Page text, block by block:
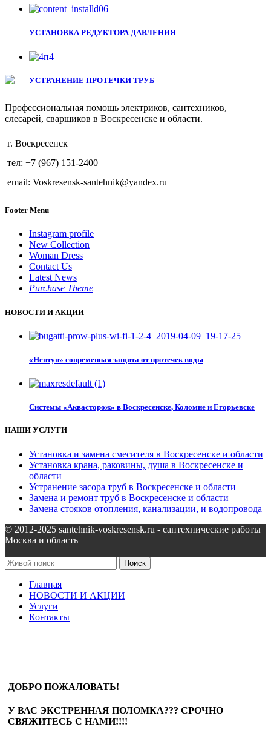
УСТАНОВКА РЕДУКТОРА ДАВЛЕНИЯ
УСТРАНЕНИЕ ПРОТЕЧКИ ТРУБ
Профессиональная помощь электриков, сантехников,
слесарей, сварщиков в Воскресенске и области.
г. Воскресенск
тел: +7 (967) 151-2400
email: Voskresensk-santehnik@yandex.ru
Footer Menu
Instagram profile
New Collection
Woman Dress
Contact Us
Latest News
Purchase Theme
НОВОСТИ И АКЦИИ
«Нептун» современная защита от протечек воды
Системы «Аквасторож» в Воскресенске, Коломне и Егорьевске
НАШИ УСЛУГИ
Установка и замена смесителя в Воскресенске и области
Установка крана, раковины, душа в Воскресенске и
области
Устранение засора труб в Воскресенске и области
Замена и ремонт труб в Воскресенске и области
Замена стояков отопления, канализации, и водопровода
© 2012-2025 santehnik-voskresensk.ru - сантехнические работы
Москва и область
Поиск
Главная
НОВОСТИ И АКЦИИ
Услуги
Контакты
ДОБРО ПОЖАЛОВАТЬ!
У ВАС ЭКСТРЕННАЯ ПОЛОМКА??? СРОЧНО
СВЯЖИТЕСЬ С НАМИ!!!!